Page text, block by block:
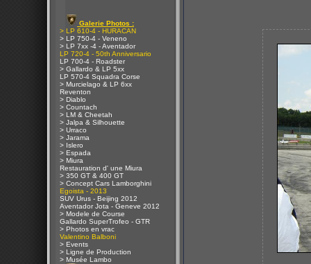
Galerie Photos :
> LP 610-4 - HURACAN
> LP 750-4 - Veneno
> LP 7xx -4 - Aventador
LP 720-4 - 50th Anniversario
LP 700-4 - Roadster
> Gallardo & LP 5xx
LP 570-4 Squadra Corse
> Murcielago & LP 6xx
Reventon
> Diablo
> Countach
> LM & Cheetah
> Jalpa & Silhouette
> Urraco
> Jarama
> Islero
> Espada
> Miura
Restauration d' une Miura
> 350 GT & 400 GT
> Concept Cars Lamborghini
Egoista - 2013
SUV Urus - Beijing 2012
Aventador Jota - Geneve 2012
> Modele de Course
Gallardo SuperTrofeo - GTR
> Photos en vrac
Valentino Balboni
> Events
> Ligne de Production
> Musée Lambo